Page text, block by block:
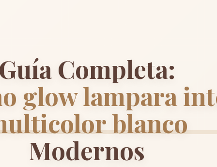
Guía Completa:
glow lampara
blanco
Modernos